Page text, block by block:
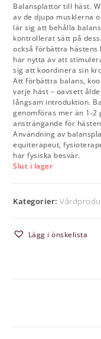
Balansplattor till häst.
av de djupa musklerna
lär sig att behålla
kontrollerat sätt på
också förbättra hästens
har nytta av att
sig att koordinera sin
Att förbättra balans,
varje häst – oavsett
långsam introduktion.
genomföras mer än 1-2
ansträngande för
Användning av
equiterapeut,
har fysiska besvär.
Slut i lager
Kategorier:
Lägg i önskelista